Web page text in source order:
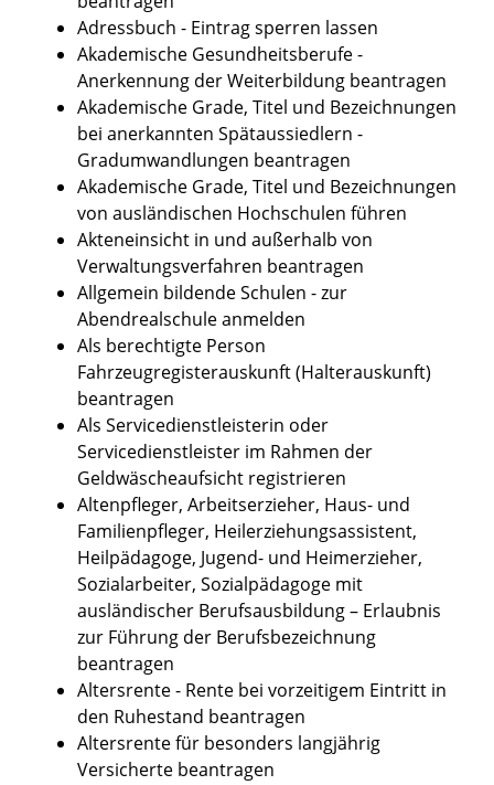
Adressbuch - Eintrag sperren lassen
Akademische Gesundheitsberufe -
Anerkennung der Weiterbildung beantragen
Akademische Grade, Titel und Bezeichnungen
bei anerkannten Spätaussiedlern -
Gradumwandlungen beantragen
Akademische Grade, Titel und Bezeichnungen
von ausländischen Hochschulen führen
Akteneinsicht in und außerhalb von
Verwaltungsverfahren beantragen
Allgemein bildende Schulen - zur
Abendrealschule anmelden
Als berechtigte Person
Fahrzeugregisterauskunft (Halterauskunft)
beantragen
Als Servicedienstleisterin oder
Servicedienstleister im Rahmen der
Geldwäscheaufsicht registrieren
Altenpfleger, Arbeitserzieher, Haus- und
Familienpfleger, Heilerziehungsassistent,
Heilpädagoge, Jugend- und Heimerzieher,
Sozialarbeiter, Sozialpädagoge mit
ausländischer Berufsausbildung – Erlaubnis
zur Führung der Berufsbezeichnung
beantragen
Altersrente - Rente bei vorzeitigem Eintritt in
den Ruhestand beantragen
Altersrente für besonders langjährig
Versicherte beantragen